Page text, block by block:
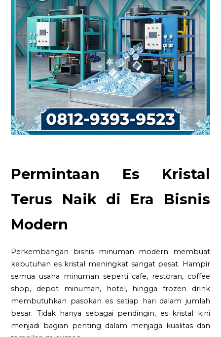
Permintaan Es Kristal
Terus Naik di Era Bisnis
Modern
Perkembangan bisnis minuman modern membuat
kebutuhan es kristal meningkat sangat pesat. Hampir
semua usaha minuman seperti cafe, restoran, coffee
shop, depot minuman, hotel, hingga frozen drink
membutuhkan pasokan es setiap hari dalam jumlah
besar. Tidak hanya sebagai pendingin, es kristal kini
menjadi bagian penting dalam menjaga kualitas dan